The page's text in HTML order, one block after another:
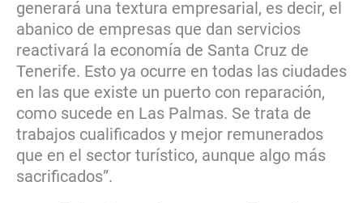
generará una textura empresarial, es decir, el
abanico de empresas que dan servicios
reactivará la economía de Santa Cruz de
Tenerife. Esto ya ocurre en todas las ciudades
en las que existe un puerto con reparación,
como sucede en Las Palmas. Se trata de
trabajos cualificados y mejor remunerados
que en el sector turístico, aunque algo más
sacrificados”.